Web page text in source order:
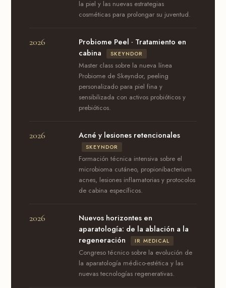
la piel y las nuevas estrategias
cosméticas para prolongar su juventud.
2026
Probiome Peel · Tratamiento en
cabina
SKEYNDOR
Master class sobre la nueva línea
Probiome de Skeyndor, peeling
personalizado para piel fina y
sensibilizada con activos probióticos y
prebióticos.
2026 Acné y lesiones retencionales
SKEYNDOR
Formación técnica intensiva sobre el
microbioma cutáneo, propionibacterium
acnes, lesiones inflamatorias y protocolos
de cabina específicos.
2026
Nuevos horizontes en
aparatología: de la ablación a la
regeneración
IR MEDICAL
Congreso técnico sobre la evolución de
la aparatología médico-estética y las
nuevas tecnologías regenerativas.